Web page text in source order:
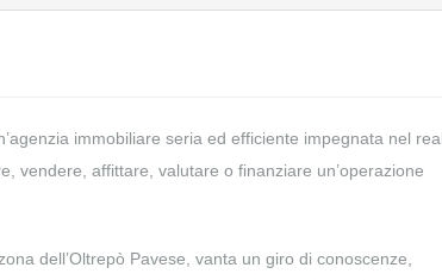
immobiliare seria ed efficiente impegnata nel
vendere, affittare, valutare o finanziare un’operazione
dell’Oltrepò Pavese, vanta un giro di conoscenze,